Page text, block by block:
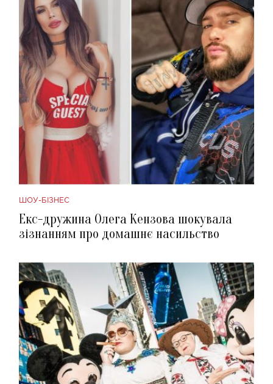
ШОУ-БІЗНЕС
Екс-дружина Олега Кензова шокувала
зізнанням про домашнє насильство